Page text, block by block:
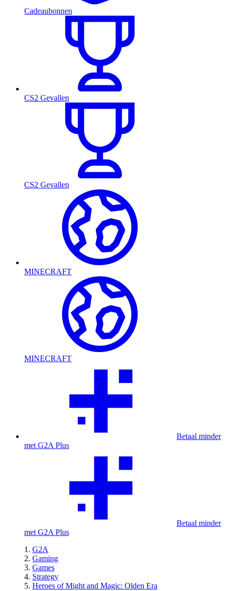
Cadeaubonnen
CS2 Gevallen
CS2 Gevallen
MINECRAFT
MINECRAFT
Betaal minder
met G2A Plus
Betaal minder
met G2A Plus
G2A
Gaming
Games
Strategy
Heroes of Might and Magic: Olden Era